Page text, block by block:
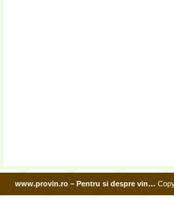
www.provin.ro – Pentru si despre vin…